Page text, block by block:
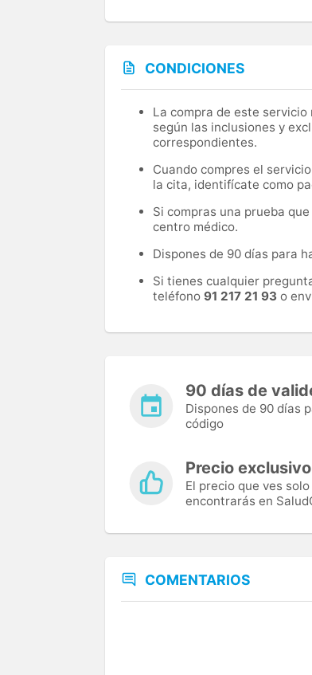
CONDICIONES
La compra de este
según las inclusiones y
correspondientes.
Cuando compres el
la cita, identifícate como
Si compras una prueba
centro médico.
Dispones de 90 días para
Si tienes cualquier
teléfono 91 217 21 93 o
90 días de
Dispones de 90 días
código
Precio exclusivo
El precio que ves
encontrarás en
COMENTARIOS